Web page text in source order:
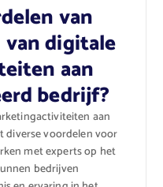
van
digitale
aan
bedrijf?
aan
diverse voordelen voor
met experts op het
bedrijven